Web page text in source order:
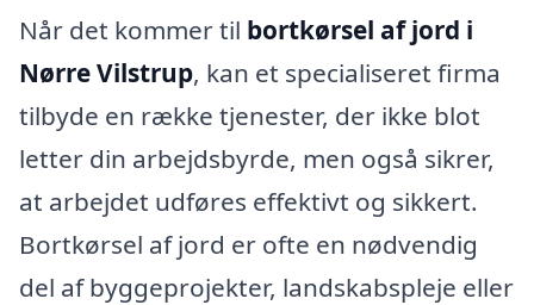
Når det kommer til bortkørsel af jord i
Nørre Vilstrup, kan et specialiseret firma
tilbyde en række tjenester, der ikke blot
letter din arbejdsbyrde, men også sikrer,
at arbejdet udføres effektivt og sikkert.
Bortkørsel af jord er ofte en nødvendig
del af byggeprojekter, landskabspleje eller